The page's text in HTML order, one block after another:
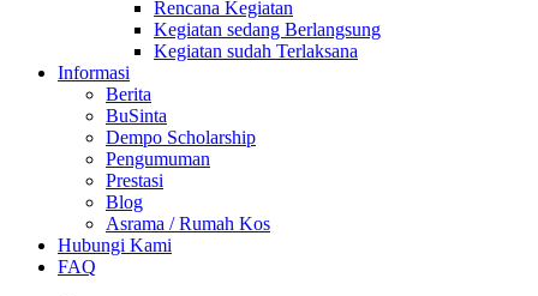
Rencana Kegiatan
Kegiatan sedang Berlangsung
Kegiatan sudah Terlaksana
Informasi
Berita
BuSinta
Dempo Scholarship
Pengumuman
Prestasi
Blog
Asrama / Rumah Kos
Hubungi Kami
FAQ